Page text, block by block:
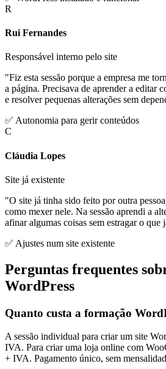
R
Rui Fernandes
Responsável interno pelo site
"Fiz esta sessão porque a empresa me
a página. Precisava de aprender a editar
e resolver pequenas alterações sem
✅ Autonomia para gerir conteúdos
C
Cláudia Lopes
Site já existente
"O site já tinha sido feito por outra
como mexer nele. Na sessão aprendi a
afinar algumas coisas sem estragar o que
✅ Ajustes num site existente
Perguntas frequentes
WordPress
Quanto custa a formação
A sessão individual para criar um site
IVA. Para criar uma loja online com
+ IVA. Pagamento único, sem